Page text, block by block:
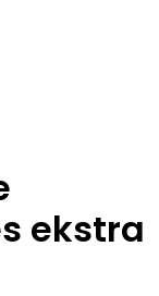
ekstra